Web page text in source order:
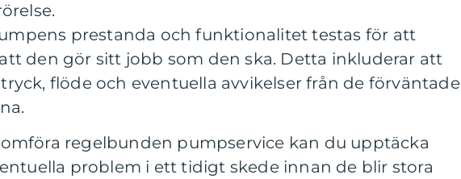
prestanda och funktionalitet testas för att
den gör sitt jobb som den ska. Detta inkluderar att
flöde och eventuella avvikelser från de förväntade
regelbunden pumpservice kan du upptäcka
problem i ett tidigt skede innan de blir stora